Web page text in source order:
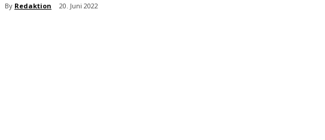
By Redaktion 20. Juni 2022